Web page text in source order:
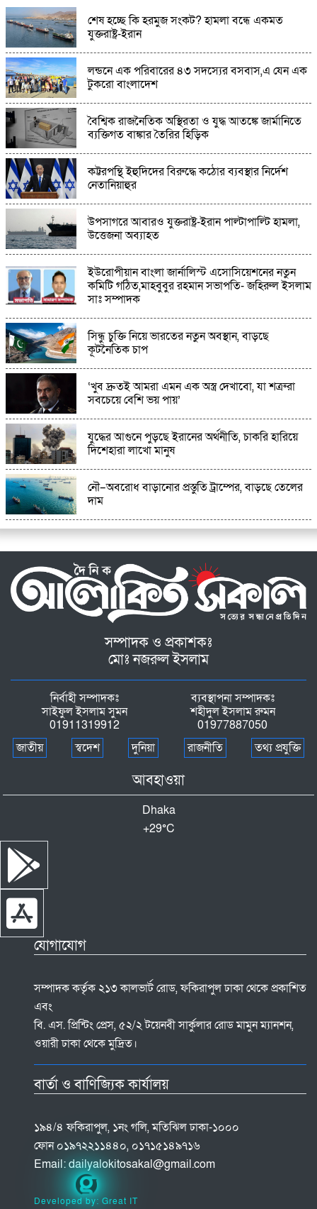
হালুয়াঘাট-ধোবাউড়ায় বিকেএসপির নতুন শাখার
সম্ভাবনা: সরেজমিনে যুব ও ক্রীড়া সচিবের পরিদর্শন
অষ্টগ্রামে পুলিশের অভিযানে ৪ কেজি গাঁজা সহ ২ জন
মাদক কারবারি আটক
শেরপুরের শ্রীবরদীতে বৃদ্ধের ঝুলন্ত মরদেহ উদ্ধার:
হত্যা নাকি আত্মহত্যা বাড়ছে ধোঁয়াশা
ধুনটে ভ্রাম্যমাণ আদালতের অভিযানে ৩২টি চায়না
দুয়ারী জাল জব্দ,পুড়িয়ে ধ্বংস
বিশ্ব মাতৃদুগ্ধ সপ্তাহ উপলক্ষে বাগাতিপাড়ায় সমাপনী
অনুষ্ঠান
দুপুর ২টায় ছুটি, প্রশ্নে প্রধান শিক্ষকের জবাব নিউজ
করলে করেন’
শেষ হচ্ছে কি হরমুজ সংকট? হামলা বন্ধে একমত
যুক্তরাষ্ট্র-ইরান
লন্ডনে এক পরিবারের ৪৩ সদস্যের বসবাস,এ যেন এক
টুকরো বাংলাদেশ
বৈশ্বিক রাজনৈতিক অস্থিরতা ও যুদ্ধ আতঙ্কে জার্মানিতে
ব্যক্তিগত বাঙ্কার তৈরির হিড়িক
কট্টরপন্থি ইহুদিদের বিরুদ্ধে কঠোর ব্যবস্থার নির্দেশ
নেতানিয়াহুর
উপসাগরে আবারও যুক্তরাষ্ট্র-ইরান পাল্টাপাল্টি হামলা,
উত্তেজনা অব্যাহত
ইউরোপীয়ান বাংলা জার্নালিস্ট এসোসিয়েশনের নতুন
কমিটি গঠিত,মাহবুবুর রহমান সভাপতি- জহিরুল ইসলাম
সাঃ সম্পাদক
সিন্ধু চুক্তি নিয়ে ভারতের নতুন অবস্থান, বাড়ছে
কূটনৈতিক চাপ
‘খুব দ্রুতই আমরা এমন এক অস্ত্র দেখাবো, যা শত্রুরা
সবচেয়ে বেশি ভয় পায়’
যুদ্ধের আগুনে পুড়ছে ইরানের অর্থনীতি, চাকরি হারিয়ে
দিশেহারা লাখো মানুষ
নৌ–অবরোধ বাড়ানোর প্রস্তুতি ট্রাম্পের, বাড়ছে তেলের
দাম
সম্পাদক ও প্রকাশকঃ
মোঃ নজরুল ইসলাম
নির্বাহী সম্পাদকঃ
সাইফুল ইসলাম সুমন
01911319912
ব্যবস্থাপনা সম্পাদকঃ
শহীদুল ইসলাম রুমন
01977887050
জাতীয়
স্বদেশ দুনিয়া রাজনীতি তথ্য প্রযুক্তি
আবহাওয়া
Dhaka
+29°C
যোগাযোগ
সম্পাদক কর্তৃক ২১৩ কালভার্ট রোড, ফকিরাপুল ঢাকা থেকে প্রকাশিত
এবং
বি. এস. প্রিন্টিং প্রেস, ৫২/২ টয়েনবী সার্কুলার রোড মামুন ম্যানশন,
ওয়ারী ঢাকা থেকে মুদ্রিত।
বার্তা ও বাণিজ্যিক কার্যালয়
১৯৪/৪ ফকিরাপুল, ১নং গলি, মতিঝিল ঢাকা-১০০০
ফোন ০১৯৭২২১১৪৪০, ০১৭১৫১৪৯৭১৬
Email:dailyalokitosakal@gmail.com
Developed by: Great IT